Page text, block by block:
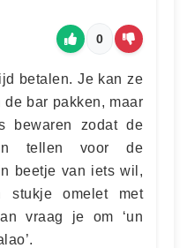
0
betalen. Je kan ze
bar pakken, maar
bewaren zodat de
tellen voor de
beetje van iets wil,
stukje omelet met
vraag je om ‘un